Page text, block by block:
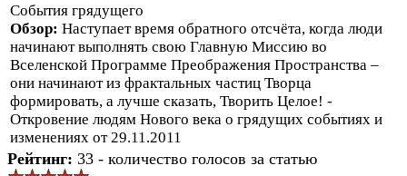
События грядущего
Обзор: Наступает время обратного отсчёта, когда люди
начинают выполнять свою Главную Миссию во
Вселенской Программе Преображения Пространства –
они начинают из фрактальных частиц Творца
формировать, а лучше сказать, Творить Целое! -
Откровение людям Нового века о грядущих событиях и
изменениях от 29.11.2011
Рейтинг: 33 - количество голосов за статью